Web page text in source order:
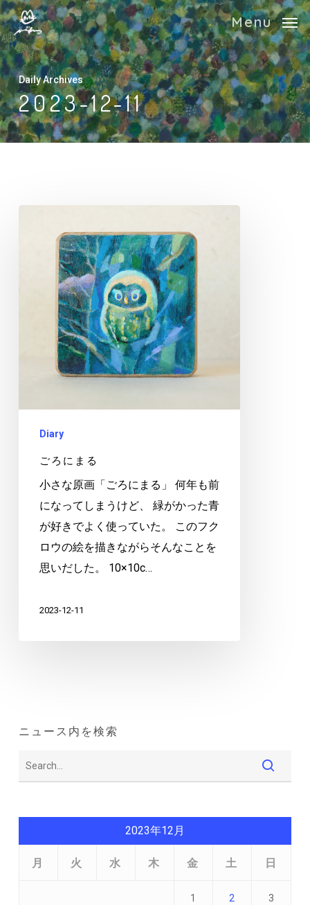
Skip
to
main
content
Menu
Daily Archives
2023-12-11
Diary
ごろにまる
小さな原画「ごろにまる」 何年も前
になってしまうけど、 緑がかった青
が好きでよく使っていた。 このフク
ロウの絵を描きながらそんなことを
思いだした。 10×10c…
2023-12-11
ニュース内を検索
2023年12月
月 火 水 木 金 土 日
1 2 3